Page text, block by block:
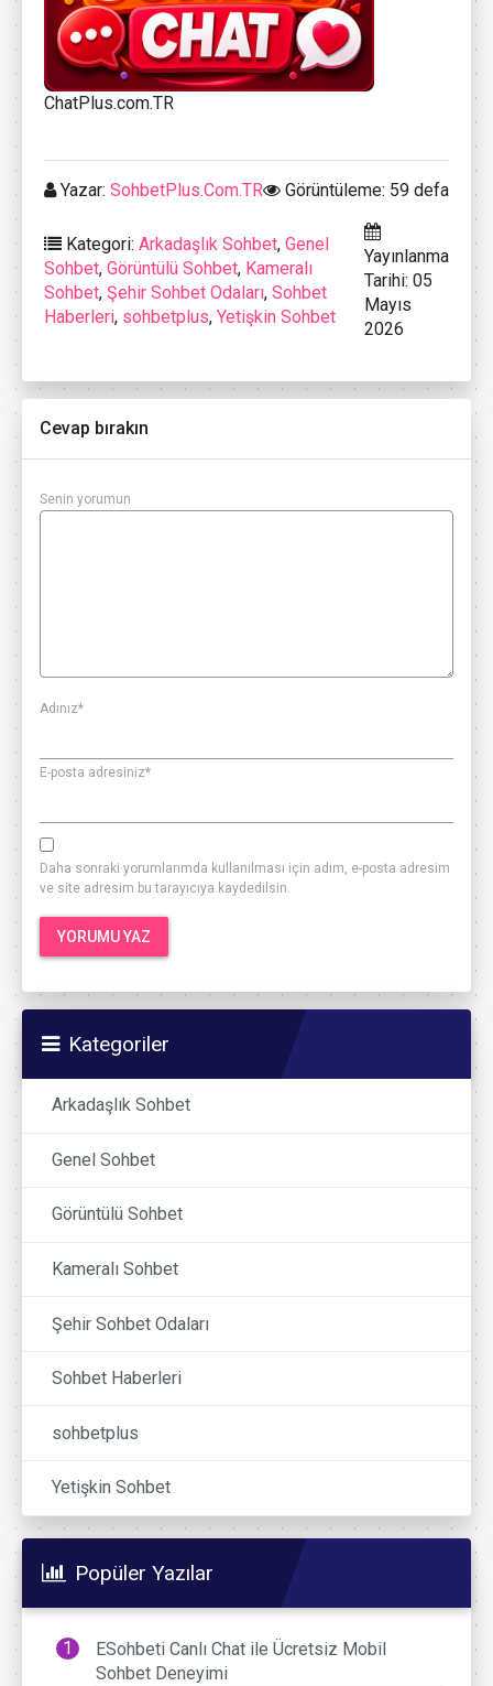
ChatPlus.com.TR
Yazar: SohbetPlus.Com.TR Görüntüleme: 59 defa
Kategori: Arkadaşlık Sohbet, Genel
Sohbet, Görüntülü Sohbet, Kameralı
Sohbet, Şehir Sohbet Odaları, Sohbet
Haberleri, sohbetplus, Yetişkin Sohbet
Yayınlanma
Tarihi: 05
Mayıs
2026
Cevap bırakın
Senin yorumun
Adınız*
E-posta adresiniz*
Daha sonraki yorumlarımda kullanılması için adım, e-posta adresim
ve site adresim bu tarayıcıya kaydedilsin.
Kategoriler
Arkadaşlık Sohbet
Genel Sohbet
Görüntülü Sohbet
Kameralı Sohbet
Şehir Sohbet Odaları
Sohbet Haberleri
sohbetplus
Yetişkin Sohbet
Popüler Yazılar
ESohbeti Canlı Chat ile Ücretsiz Mobil
Sohbet Deneyimi